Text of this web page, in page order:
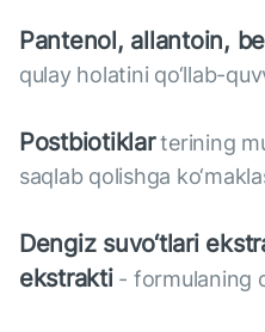
Pantenol, allantoin,
qulay holatini qo‘llab-
Postbiotiklarterining
saqlab qolishga
Dengiz suvo‘tlari
ekstrakti- formulaning